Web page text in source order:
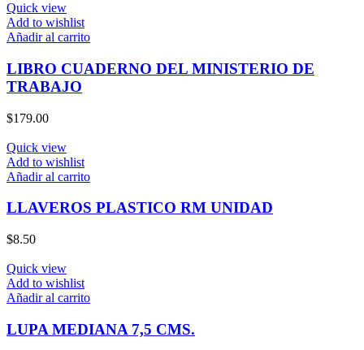
Quick view
Add to wishlist
Añadir al carrito
LIBRO CUADERNO DEL MINISTERIO DE
TRABAJO
$179.00
Quick view
Add to wishlist
Añadir al carrito
LLAVEROS PLASTICO RM UNIDAD
$8.50
Quick view
Add to wishlist
Añadir al carrito
LUPA MEDIANA 7,5 CMS.